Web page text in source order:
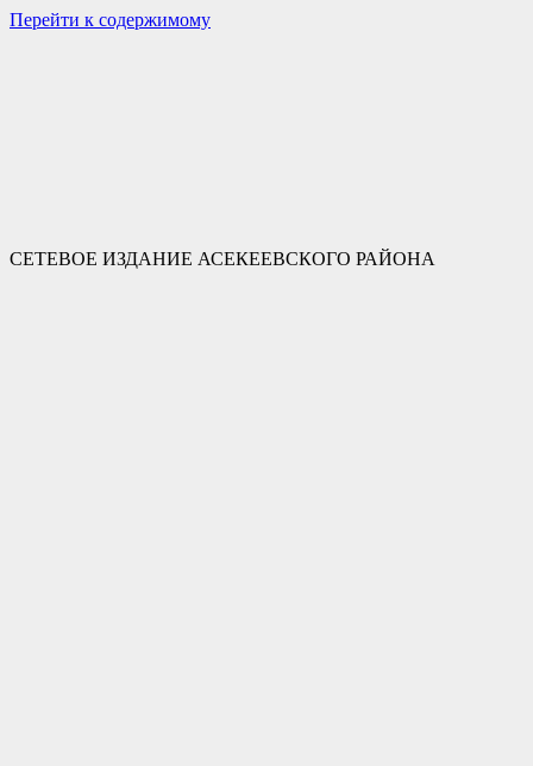
Перейти к содержимому
СЕТЕВОЕ ИЗДАНИЕ АСЕКЕЕВСКОГО РАЙОНА